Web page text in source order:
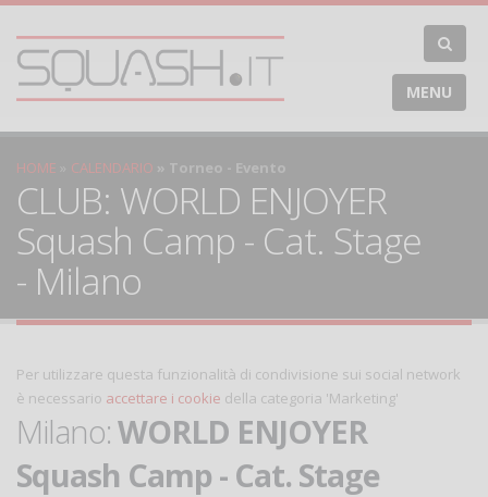
MENU
HOME CALENDARIO Torneo - Evento
CLUB: WORLD ENJOYER
Squash Camp - Cat. Stage
- Milano
Per utilizzare questa funzionalità di condivisione sui social network
è necessario accettare i cookie della categoria 'Marketing'
Milano:WORLD ENJOYER
Squash Camp - Cat. Stage